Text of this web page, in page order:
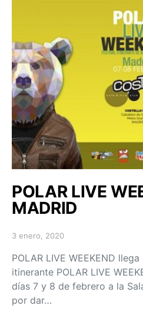
POLAR LIVE
MADRID
Posted on
3 enero, 2020
POLAR LIVE WEEKEND
itinerante POLAR LIVE
días 7 y 8 de febrero a la
por dar…